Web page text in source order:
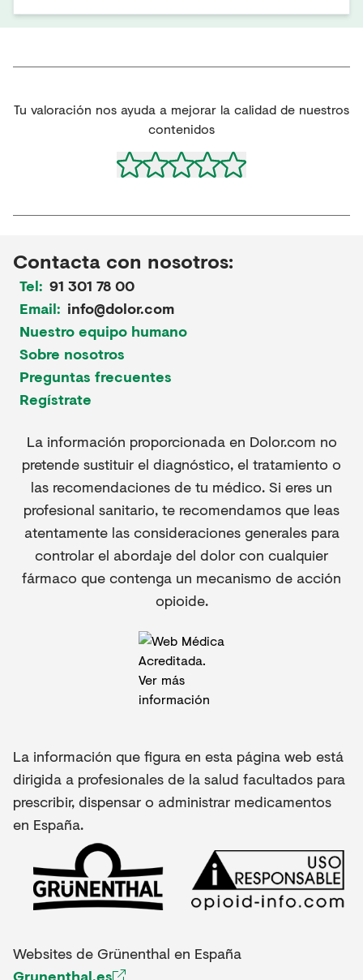
Tu valoración nos ayuda a mejorar la calidad de nuestros
contenidos
Contacta con nosotros:
Tel: 91 301 78 00
Email: info@dolor.com
Nuestro equipo humano
Sobre nosotros
Preguntas frecuentes
Regístrate
La información proporcionada en Dolor.com no
pretende sustituir el diagnóstico, el tratamiento o
las recomendaciones de tu médico. Si eres un
profesional sanitario, te recomendamos que leas
atentamente las consideraciones generales para
controlar el abordaje del dolor con cualquier
fármaco que contenga un mecanismo de acción
opioide.
La información que figura en esta página web está
dirigida a profesionales de la salud facultados para
prescribir, dispensar o administrar medicamentos
en España.
Websites de Grünenthal en España